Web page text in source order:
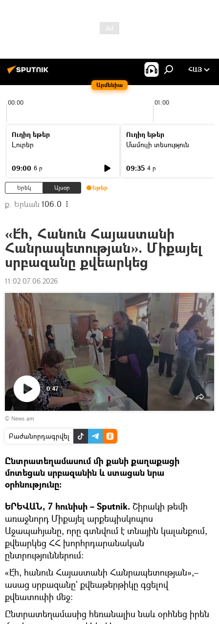
Արմենիա
ՀԱՅ
00:00 01:00
Ուղիղ եթեր
Լուրեր
09:00 6 ր
Ուղիղ եթեր
Մամուլի տեսություն
09:35 4 ր
Երեկ Այսօր Եթեր
ք. Երևան 106.0
«Է՜հ, Հանուն Հայաստանի
Հանրապետության». Միքայել
սրբազանը քվեարկեց
11:02 07.06.2026
Դիտել
տեսանյութը
0:47
© News.am
Բաժանորդագրվել
Ընտրատեղամասում մի քանի քաղաքացի
մոտեցան սրբազանին և ստացան նրա
օրհնությունը։
ԵՐԵՎԱՆ, 7 հունիսի – Sputnik. Շիրակի թեմի
առաջնորդ Միքայել արքեպիսկոպոս
Աջապահյանը, որը գտնվում է տնային կալանքում,
քվեարկեց ՀՀ խորհրդարանական
ընտրություններում։
«Է՜հ, հանուն Հայաստանի Հանրապետության»,–
ասաց սրբազանը` քվեաթերթիկը գցելով
քվեատուփի մեջ։
Ընտրատեղամասից հեռանալիս նաև օրհնեց իրեն